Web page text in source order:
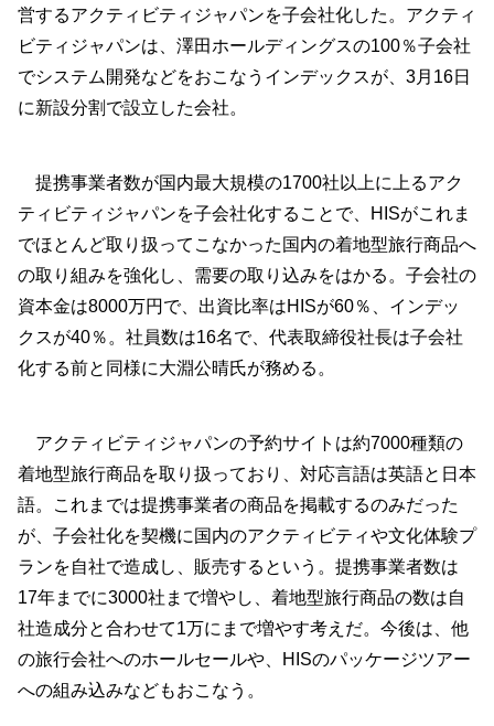
営するアクティビティジャパンを子会社化した。アクティ
ビティジャパンは、澤田ホールディングスの100％子会社
でシステム開発などをおこなうインデックスが、3月16日
に新設分割で設立した会社。
提携事業者数が国内最大規模の1700社以上に上るアク
ティビティジャパンを子会社化することで、HISがこれま
でほとんど取り扱ってこなかった国内の着地型旅行商品へ
の取り組みを強化し、需要の取り込みをはかる。子会社の
資本金は8000万円で、出資比率はHISが60％、インデッ
クスが40％。社員数は16名で、代表取締役社長は子会社
化する前と同様に大淵公晴氏が務める。
アクティビティジャパンの予約サイトは約7000種類の
着地型旅行商品を取り扱っており、対応言語は英語と日本
語。これまでは提携事業者の商品を掲載するのみだった
が、子会社化を契機に国内のアクティビティや文化体験プ
ランを自社で造成し、販売するという。提携事業者数は
17年までに3000社まで増やし、着地型旅行商品の数は自
社造成分と合わせて1万にまで増やす考えだ。今後は、他
の旅行会社へのホールセールや、HISのパッケージツアー
への組み込みなどもおこなう。